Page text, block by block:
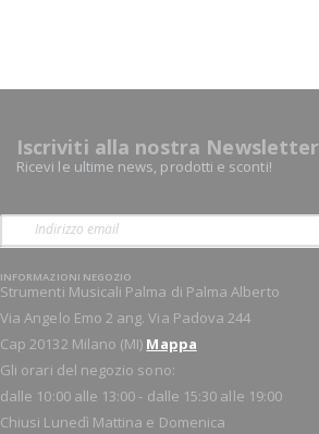
Iscriviti alla nostra Newsletter
Ricevi le ultime news, prodotti e sconti!
INFORMAZIONI NEGOZIO
Strumenti Musicali Palma di Palma Alberto
Via Angelo Emo 2 ang. Via Padova 244
Cap 20132 Milano (MI) Mappa
Gli orari del negozio sono:
dalle 10:00 alle 13:00 - dalle 15:30 alle 19:00
Chiusi Lunedì Mattina e Domenica